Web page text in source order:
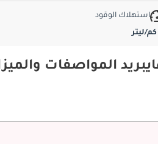
استهلاك الوقود